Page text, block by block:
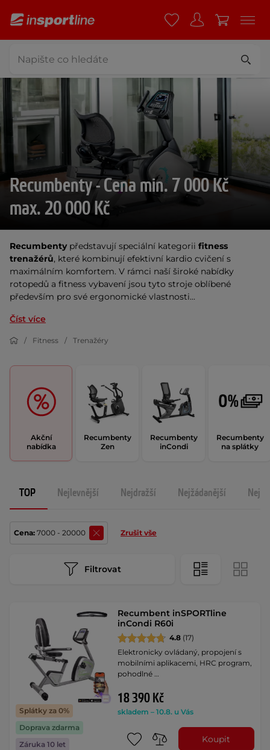
Recumbenty - Cena min. 7 000 Kč
max. 20 000 Kč
Recumbentypředstavují speciální kategorii fitness
trenažérů, které kombinují efektivní kardio cvičení s
maximálním komfortem. V rámci naší široké nabídky
rotopedů a fitness vybavení jsou tyto stroje oblíbené
především pro své ergonomické vlastnosti...
Číst více
Fitness Trenažéry
Akční
nabídka
Recumbenty
Zen
Recumbenty
inCondi
Recumbenty
na splátky
TOP Nejlevnější Nejdražší Nejžádanější
Cena: 7000 - 20000 Zrušit vše
Filtrovat
Splátky za 0%
Doprava zdarma
Záruka 10 let
Recumbent inSPORTline
inCondi R60i
4.8 (17)
Elektronicky ovládaný, propojení s
mobilními aplikacemi, HRC program,
pohodlné …
18 390 Kč
skladem – 10.8. u Vás
Koupit